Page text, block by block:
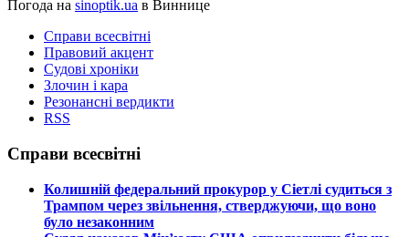
Погода на sinoptik.ua в Виннице
Справи всесвітні
Правовий акцент
Судові хроніки
Злочин і кара
Резонансні вердикти
RSS
Справи всесвітні
​Колишній федеральний прокурор у Сіетлі судиться з
Трампом через звільнення, стверджуючи, що воно
було незаконним